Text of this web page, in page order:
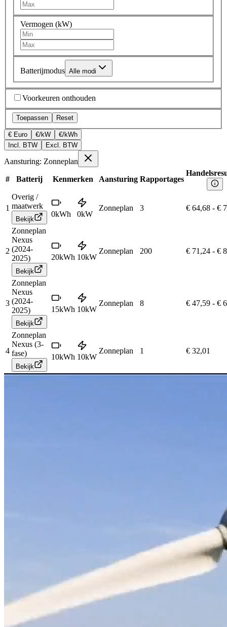
Vermogen (kW)
Batterijmodus Alle modi
Voorkeuren onthouden
Toepassen Reset
€ Euro €/kW
€/kWh
Incl. BTW
Excl. BTW
Aansturing: Zonneplan
# Batterij Kenmerken Aansturing Rapportages
1
Overig /
maatwerk
Bekijk
0kWh 0kW
Zonneplan 3 € 64,68 - €
2
Zonneplan
Nexus
(2024-
2025)
Bekijk
20kWh 10kW
Zonneplan 200 € 71,24 - €
3
Zonneplan
Nexus
(2024-
2025)
Bekijk
15kWh 10kW
Zonneplan 8 € 47,59 - €
4
Zonneplan
Nexus (3-
fase)
Bekijk
10kWh 10kW
Zonneplan 1 € 32,01